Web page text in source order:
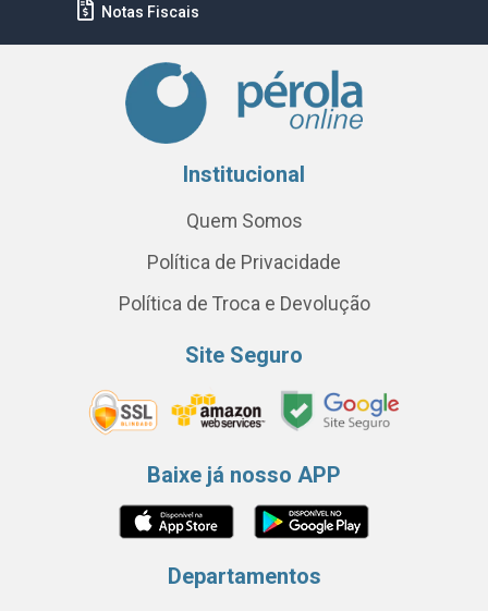
Notas Fiscais
Institucional
Quem Somos
Política de Privacidade
Política de Troca e Devolução
Site Seguro
Baixe já nosso APP
Departamentos